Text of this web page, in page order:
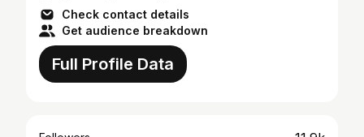
Check contact details
Get audience breakdown
Full Profile Data